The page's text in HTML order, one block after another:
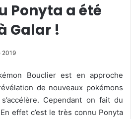
Ponyta a été
Galar !
2019
Bouclier est en approche
de nouveaux pokémons
Cependant on fait du
effet c’est le très connu Ponyta